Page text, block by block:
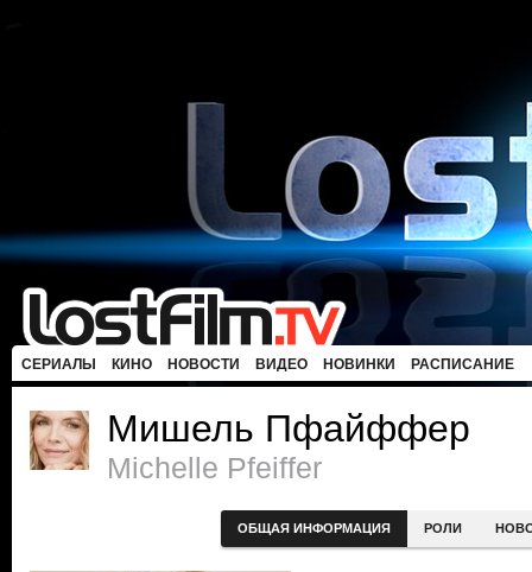
СЕРИАЛЫ КИНО НОВОСТИ ВИДЕО НОВИНКИ РАСПИСАНИЕ
Мишель Пфайффер
Michelle Pfeiffer
ОБЩАЯ ИНФОРМАЦИЯ РОЛИ